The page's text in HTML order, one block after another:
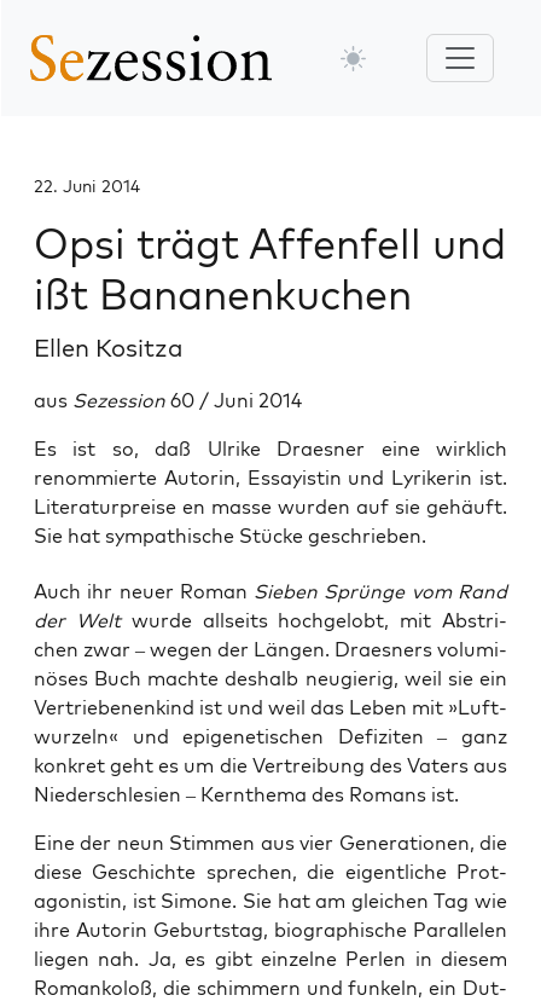
22. Juni 2014
Opsi trägt Affenfell und
ißt Bananenkuchen
Ellen Kositza
aus Sezession 60 / Juni 2014
Es ist so, daß Ulrike Draesner eine wirklich
renommierte Autorin, Essayistin und Lyrikerin ist.
Literaturpreise en masse wurden auf sie gehäuft.
Sie hat sympathische Stücke geschrieben.
Auch ihr neu­er Roman Sie­ben Sprün­ge vom Rand
der Welt wur­de all­seits hoch­ge­lobt, mit Abstri­
chen zwar – wegen der Län­gen. Draes­ners volu­mi­
nö­ses Buch mach­te des­halb neu­gie­rig, weil sie ein
Ver­trie­be­nen­kind ist und weil das Leben mit »Luft­
wur­zeln« und epi­ge­ne­ti­schen Defi­zi­ten – ganz
kon­kret geht es um die Ver­trei­bung des Vaters aus
Nie­der­schle­si­en – Kern­the­ma des Romans ist.
Eine der neun Stim­men aus vier Gene­ra­tio­nen, die
die­se Geschich­te spre­chen, die eigent­li­che Prot­
ago­nis­tin, ist Simo­ne. Sie hat am glei­chen Tag wie
ihre Autorin Geburts­tag, bio­gra­phi­sche Par­al­le­len
lie­gen nah. Ja, es gibt ein­zel­ne Per­len in die­sem
Roman­ko­loß, die schim­mern und fun­keln, ein Dut­